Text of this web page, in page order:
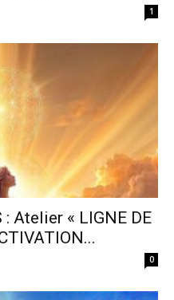
1
: Atelier « LIGNE DE
0